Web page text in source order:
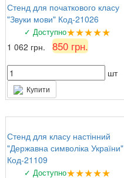
Стенд для початкового класу
"Звуки мови" Код-21026
✓ Доступно★★★★★
1 062 грн. 850 грн.
шт
Купити
Стенд для класу настінний
"Державна символіка України"
Код-21109
✓ Доступно★★★★★